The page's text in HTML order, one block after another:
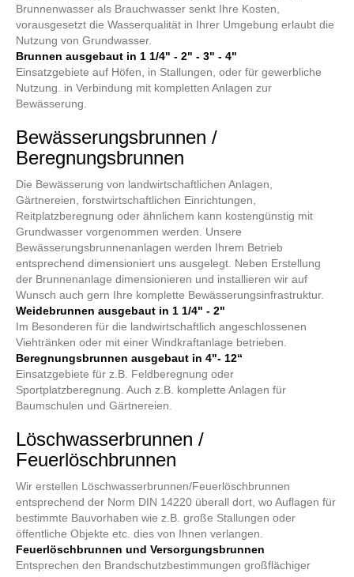
Brunnenwasser als Brauchwasser senkt Ihre Kosten,
vorausgesetzt die Wasserqualität in Ihrer Umgebung erlaubt die
Nutzung von Grundwasser.
Brunnen ausgebaut in 1 1/4" - 2" - 3" - 4"
Einsatzgebiete auf Höfen, in Stallungen, oder für gewerbliche
Nutzung. in Verbindung mit kompletten Anlagen zur
Bewässerung.
Bewässerungsbrunnen /
Beregnungsbrunnen
Die Bewässerung von landwirtschaftlichen Anlagen,
Gärtnereien, forstwirtschaftlichen Einrichtungen,
Reitplatzberegnung oder ähnlichem kann kostengünstig mit
Grundwasser vorgenommen werden. Unsere
Bewässerungsbrunnenanlagen werden Ihrem Betrieb
entsprechend dimensioniert uns ausgelegt. Neben Erstellung
der Brunnenanlage dimensionieren und installieren wir auf
Wunsch auch gern Ihre komplette Bewässerungsinfrastruktur.
Weidebrunnen ausgebaut in 1 1/4" - 2"
Im Besonderen für die landwirtschaftlich angeschlossenen
Viehtränken oder mit einer Windkraftanlage betrieben.
Beregnungsbrunnen ausgebaut in 4"- 12“
Einsatzgebiete für z.B. Feldberegnung oder
Sportplatzberegnung. Auch z.B. komplette Anlagen für
Baumschulen und Gärtnereien.
Löschwasserbrunnen /
Feuerlöschbrunnen
Wir erstellen Löschwasserbrunnen/Feuerlöschbrunnen
entsprechend der Norm DIN 14220 überall dort, wo Auflagen für
bestimmte Bauvorhaben wie z.B. große Stallungen oder
öffentliche Objekte etc. dies von Ihnen verlangen.
Feuerlöschbrunnen und Versorgungsbrunnen
Entsprechen den Brandschutzbestimmungen großflächiger